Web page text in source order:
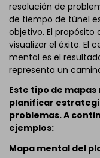
resolución de
de tiempo de túnel
objetivo. El
visualizar el éxito. El
mental es el
representa un
Este tipo de
planificar
problemas. A
ejemplos:
Mapa mental del